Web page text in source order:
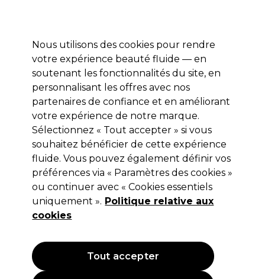
Se connecter
Marques Bons plans Coiffure Electro et Matériel
Livraison et délais
lire la suite
ASP
ASP Lime à Ongles Boomerang Noir
100/180 x12
(1)
14,35 €Hors TVA
Nous utilisons des cookies pour rendre
votre expérience beauté fluide — en
soutenant les fonctionnalités du site, en
personnalisant les offres avec nos
partenaires de confiance et en améliorant
votre expérience de notre marque.
Sélectionnez « Tout accepter » si vous
souhaitez bénéficier de cette expérience
fluide. Vous pouvez également définir vos
préférences via « Paramètres des cookies »
ou continuer avec « Cookies essentiels
uniquement ». Politique relative aux
cookies
Tout accepter